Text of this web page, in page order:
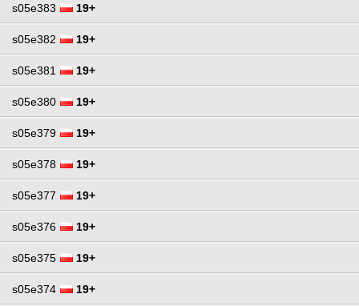
s05e383 19+
s05e382 19+
s05e381 19+
s05e380 19+
s05e379 19+
s05e378 19+
s05e377 19+
s05e376 19+
s05e375 19+
s05e374 19+